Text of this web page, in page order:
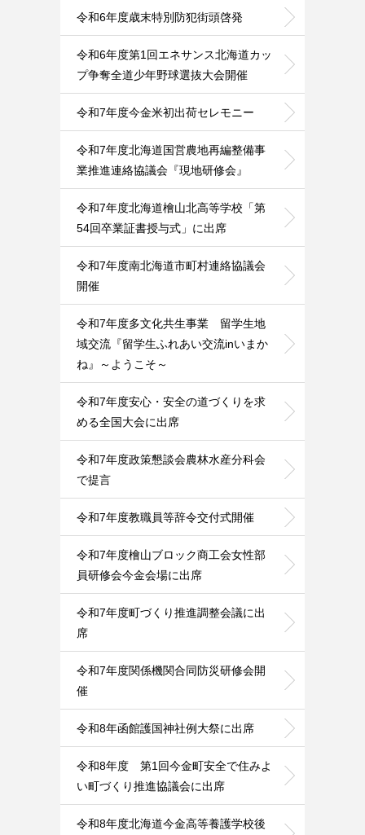
令和6年度歳末特別防犯街頭啓発
令和6年度第1回エネサンス北海道カッ
プ争奪全道少年野球選抜大会開催
令和7年度今金米初出荷セレモニー
令和7年度北海道国営農地再編整備事
業推進連絡協議会『現地研修会』
令和7年度北海道檜山北高等学校「第
54回卒業証書授与式」に出席
令和7年度南北海道市町村連絡協議会
開催
令和7年度多文化共生事業 留学生地
域交流『留学生ふれあい交流inいまか
ね』～ようこそ～
令和7年度安心・安全の道づくりを求
める全国大会に出席
令和7年度政策懇談会農林水産分科会
で提言
令和7年度教職員等辞令交付式開催
令和7年度檜山ブロック商工会女性部
員研修会今金会場に出席
令和7年度町づくり推進調整会議に出
席
令和7年度関係機関合同防災研修会開
催
令和8年函館護国神社例大祭に出席
令和8年度 第1回今金町安全で住みよ
い町づくり推進協議会に出席
令和8年度北海道今金高等養護学校後